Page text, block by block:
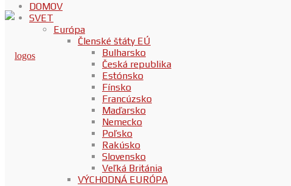
DOMOV
SVET
Európa
Členské štáty EÚ
Bulharsko
Česká republika
Estónsko
Fínsko
Francúzsko
Maďarsko
Nemecko
Poľsko
Rakúsko
Slovensko
Veľká Británia
VÝCHODNÁ EURÓPA